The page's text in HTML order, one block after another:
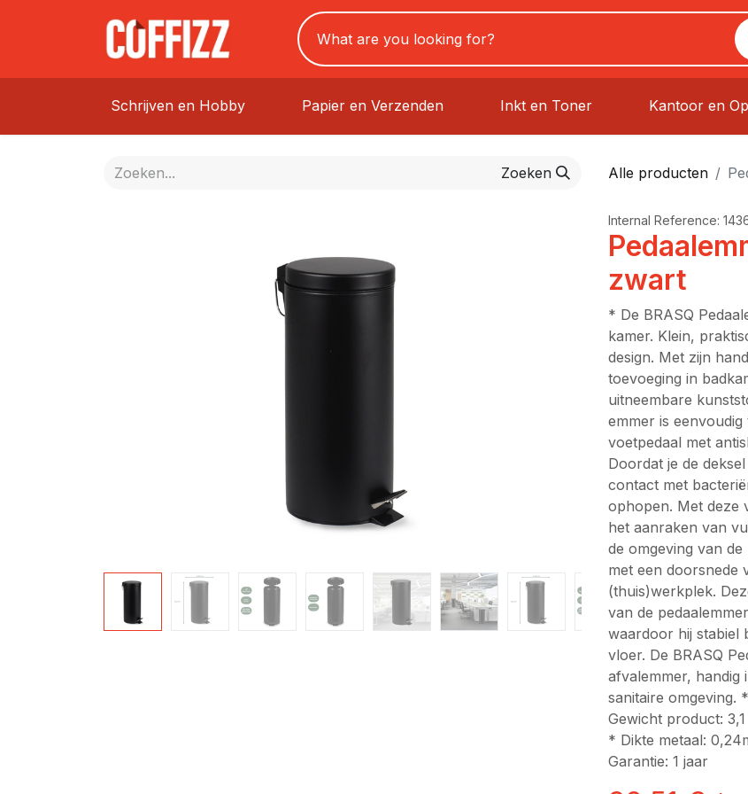
Schrijven en Hobby Papier en Verzenden Inkt en Toner Kantoor en
Zoeken Alle producten
Internal Reference:
zwart
* De BRASQ
kamer. Klein,
design. Met zijn
toevoeging in
uitneembare
emmer is
voetpedaal met
Doordat je de
contact met
ophopen. Met deze
het aanraken van
de omgeving van
met een doorsnede
(thuis)werkplek.
van de
waardoor hij stabiel
vloer. De BRASQ
afvalemmer,
sanitaire omgeving.
Gewicht product:
* Dikte metaal:
Garantie: 1 jaar